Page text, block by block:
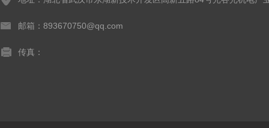
邮箱：893670750@qq.com
传真：